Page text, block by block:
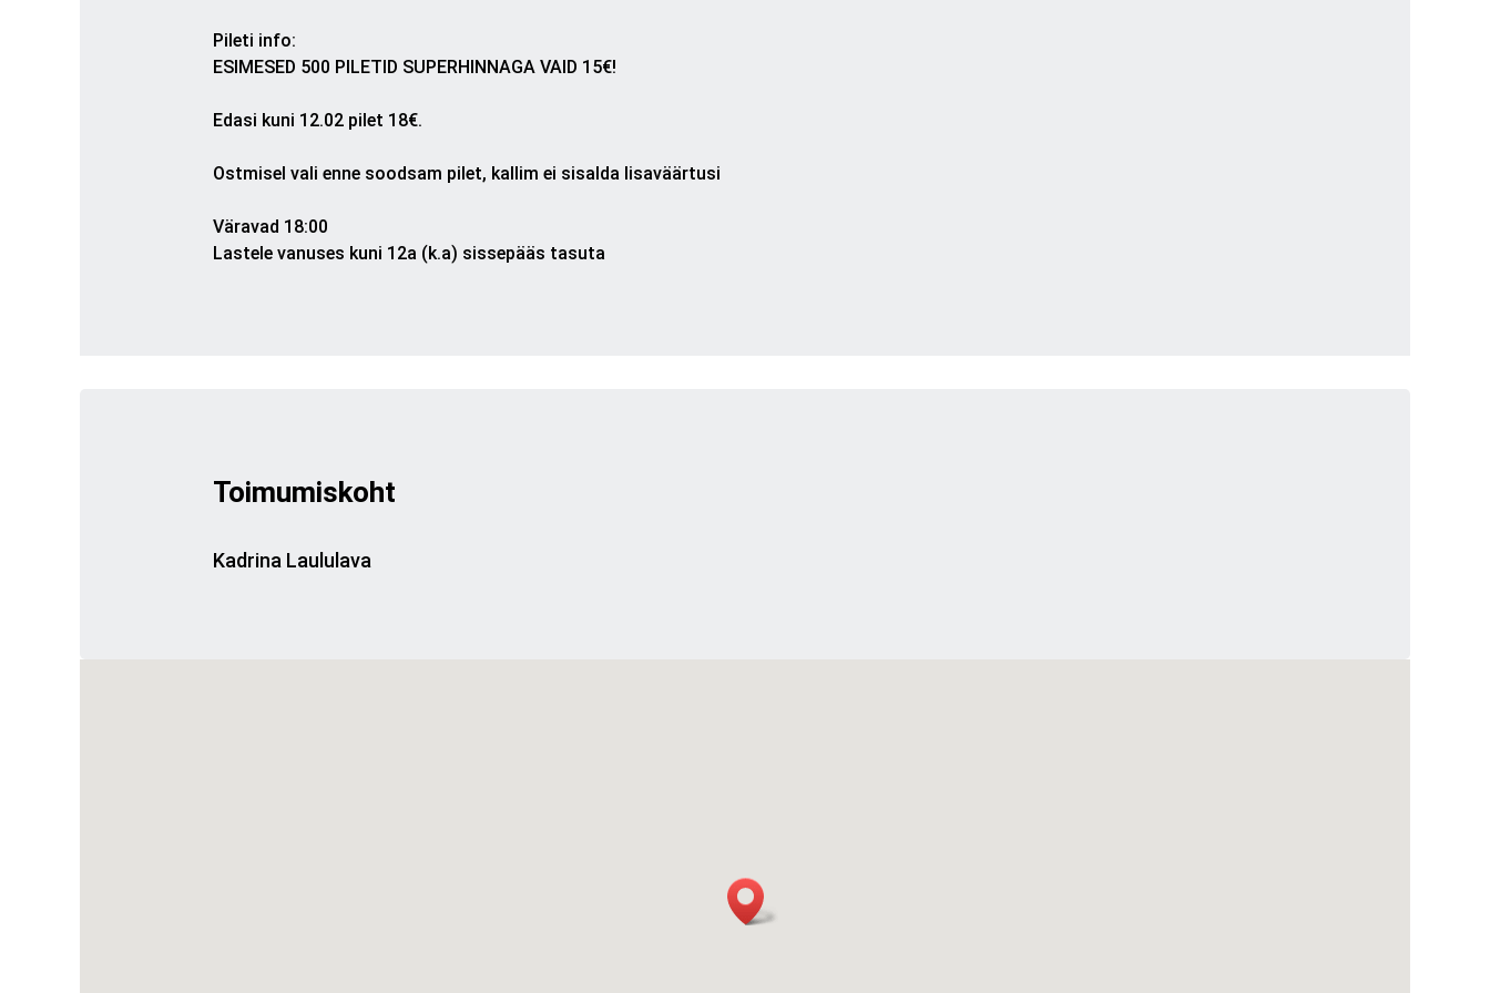
Pileti info:
ESIMESED 500 PILETID SUPERHINNAGA VAID 15€!
Edasi kuni 12.02 pilet 18€.
Ostmisel vali enne soodsam pilet, kallim ei sisalda lisaväärtusi
Väravad 18:00
Lastele vanuses kuni 12a (k.a) sissepääs tasuta
Toimumiskoht
Kadrina Laululava